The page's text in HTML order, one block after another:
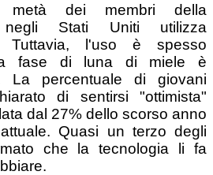
dei membri della
Stati Uniti utilizza
Tuttavia, l'uso è spesso
fase di luna di miele è
La percentuale di giovani
di sentirsi "ottimista"
dal 27% dello scorso anno
Quasi un terzo degli
che la tecnologia li fa